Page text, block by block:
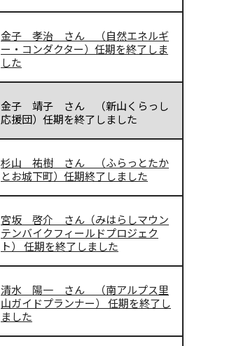
金子 孝治 さん （自然エネルギ
ー・コンダクター）任期を終了しま
した
金子 靖子 さん （新山くらっし
応援団）任期を終了しました
杉山 祐樹 さん （ふらっとたか
とお城下町）任期終了しました
宮坂 啓介 さん（みはらしマウン
テンバイクフィールドプロジェク
ト） 任期を終了しました
清水 陽一 さん （南アルプス里
山ガイドプランナー） 任期を終了し
ました